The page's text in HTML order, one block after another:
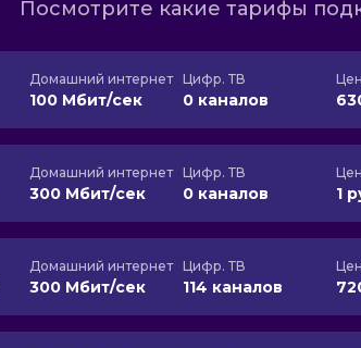
Посмотрите какие тарифы
Домашний интернет
100 Мбит/сек
Цифр. ТВ
0 каналов
Домашний интернет
300 Мбит/сек
Цифр. ТВ
0 каналов 1
Домашний интернет
300 Мбит/сек
Цифр. ТВ
114 каналов